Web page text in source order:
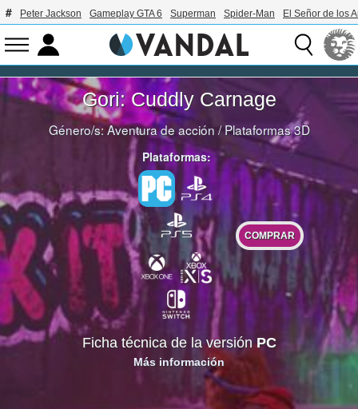
Peter Jackson Gameplay GTA 6 Superman Spider-Man El Señor de los
Gori: Cuddly Carnage
Género/s:Aventura de acción /Plataformas 3D
Plataformas:
COMPRAR
Ficha técnica de la versiónPC
Más información